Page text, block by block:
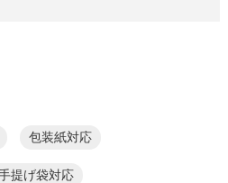
包装紙対応
提げ袋対応